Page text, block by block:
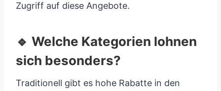
Zugriff auf diese Angebote.
🔹 Welche Kategorien lohnen
sich besonders?
Traditionell gibt es hohe Rabatte in den